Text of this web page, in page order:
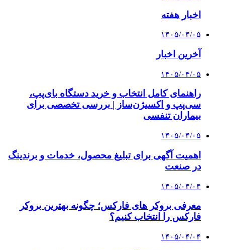
اخبار هفته
۱۴۰۵/۰۴/۰۵
آخرین اخبار
۱۴۰۵/۰۴/۰۵
راهنمای کامل انتخاب و خرید دستگاه بای‌پپ،
سی‌پپ و اکسیژن‌ساز | بررسی تخصصی برای
بیماران تنفسی
۱۴۰۵/۰۴/۰۵
اهمیت آگهی برای تبلیغ محصول، خدمات و برندینگ
در صنعت
۱۴۰۵/۰۴/۰۴
معرفی بروکر های فارکس؛ چگونه بهترین بروکر
فارکس را انتخاب کنیم؟
۱۴۰۵/۰۴/۰۴